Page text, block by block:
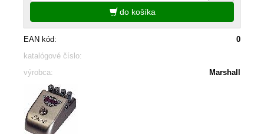
do košíka
EAN kód:
0
katalógové číslo:
výrobca:
Marshall